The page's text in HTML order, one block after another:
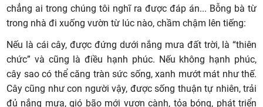
chẳng ai trong chúng tôi nghĩ ra được đáp án... Bỗng bà từ
trong nhà đi xuống vườn từ lúc nào, chầm chậm lên tiếng:
Nếu là cái cây, được đứng dưới nắng mưa đất trời, là “thiên
chức” và cũng là điều hạnh phúc. Nếu không hạnh phúc,
cây sao có thể căng tràn sức sống, xanh mướt mát như thế.
Cây cũng như con người vậy, được sống thuận tự nhiên, trải
đủ nắng mưa, gió bão mới vươn cành, tỏa bóng, phát triển